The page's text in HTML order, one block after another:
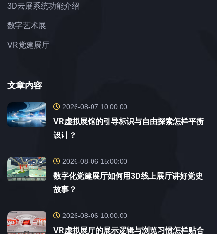
3D云展系统功能介绍
数字艺术展
VR党建展厅
文章内容
2026-08-07 10:00:00
VR虚拟展馆的引导标识与自由探索怎样平衡
设计？
2026-08-06 15:00:00
数字化党建展厅如何用3D线上展厅讲好党史
故事？
2026-08-06 10:00:00
VR虚拟展厅的展示逻辑与浏览习惯怎样贴合